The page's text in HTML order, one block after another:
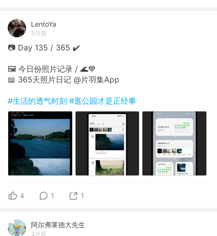
LentoYa
3月前
📷 Day 135 / 365 ✔️
🖼 今日份照片记录 / 🌊💙
📖 365天照片日记 @片羽集App
#生活的透气时刻 #逛公园才是正经事
4 1 1
阿尔弗莱德大先生
3月前